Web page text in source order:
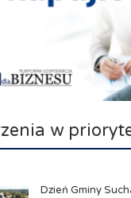
w
Dzień Gminy